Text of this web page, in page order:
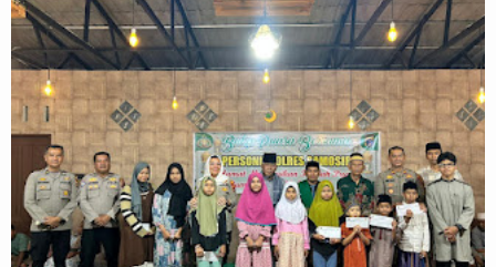
LANGKAT
ACEH
BISNIS
EDUKASI
ADVETORIAL